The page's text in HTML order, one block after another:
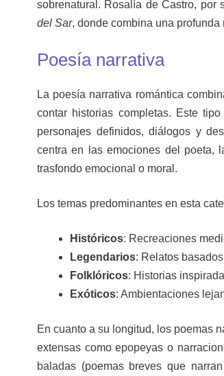
sobrenatural. Rosalía de Castro, por
del Sar, donde combina una
Poesía narrativa
La poesía narrativa romántica
contar historias completas. Este
personajes definidos, diálogos y
centra en las emociones del poeta,
trasfondo emocional o moral.
Los temas predominantes en esta
Históricos: Recreaciones
Legendarios: Relatos
Folklóricos: Historias
Exóticos: Ambientaciones
En cuanto a su longitud, los poemas
extensas como epopeyas o
baladas (poemas breves que